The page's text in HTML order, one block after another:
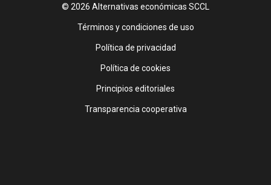
© 2026 Alternativas económicas SCCL
Footer
Términos y condiciones de uso
Política de privacidad
Política de cookies
Principios editoriales
Transparencia cooperativa